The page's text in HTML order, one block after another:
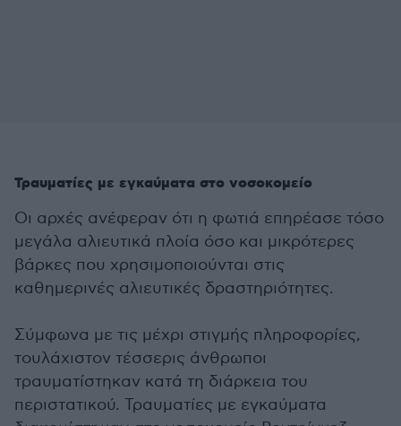
Τραυματίες με εγκαύματα στο νοσοκομείο
Οι αρχές ανέφεραν ότι η φωτιά επηρέασε τόσο
μεγάλα αλιευτικά πλοία όσο και μικρότερες
βάρκες που χρησιμοποιούνται στις
καθημερινές αλιευτικές δραστηριότητες.
Σύμφωνα με τις μέχρι στιγμής πληροφορίες,
τουλάχιστον τέσσερις άνθρωποι
τραυματίστηκαν κατά τη διάρκεια του
περιστατικού. Τραυματίες με εγκαύματα